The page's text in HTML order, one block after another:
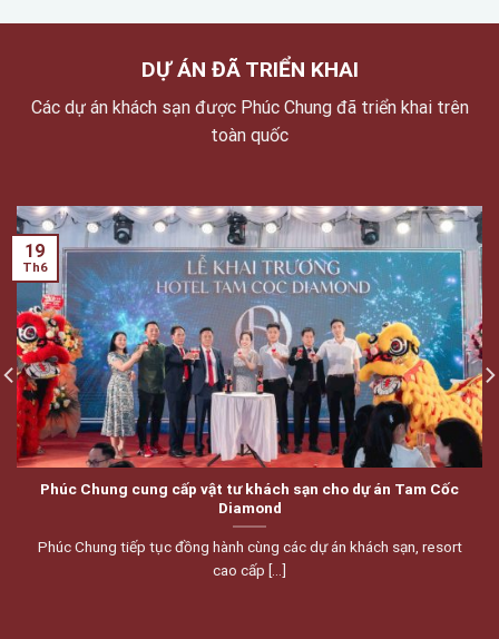
DỰ ÁN ĐÃ TRIỂN KHAI
Các dự án khách sạn được Phúc Chung đã triển khai trên
toàn quốc
Phúc Chung cung cấp vật tư khách sạn cho dự án Tam Cốc
Diamond
Phúc Chung tiếp tục đồng hành cùng các dự án khách sạn, resort
cao cấp [...]
19
Th6